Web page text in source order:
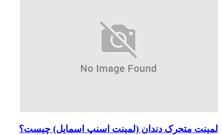
لمینت متحرک دندان (لمینت اسنپ اسمایل) چیست؟